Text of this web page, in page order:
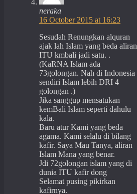
neraka
16 October 2015 at 16:23
Sesudah Renungkan alquran
ajak lah Islam yang beda aliran
ITU kmbali jadi satu. .
(KaRNA Islam ada
73golongan. Nah di Indonesia
sendiri Islam lebih DRI 4
golongan .)
Jika sanggup mensatukan
kemBali Islam seperti dahulu
kala.
Baru atur Kami yang beda
agama. Kami selalu di bilang
kafir. Saya Mau Tanya, aliran
Islam Mana yang benar.
Jdi 72golongan islam yang di
dunia ITU kafir dong
Selamat pusing pikirkan
kafirnya.